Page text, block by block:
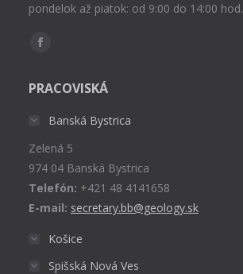
pondelok až piatok: od 9:00 do 14:00 hod.
Find us on:
Facebook
opens
window
PRACOVISKÁ
Banská Bystrica
Zelená 5
974 04 Banská Bystrica
Telefón: +421 48 4141658
E-mail: secretary.bb@geology.sk
Košice
Spišská Nová Ves